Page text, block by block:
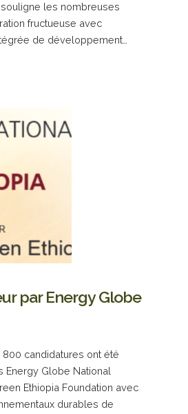
les nombreuses
fructueuse avec
de développement…
par Energy Globe
800 candidatures ont été
Energy Globe National
Ethiopia Foundation avec
durables de